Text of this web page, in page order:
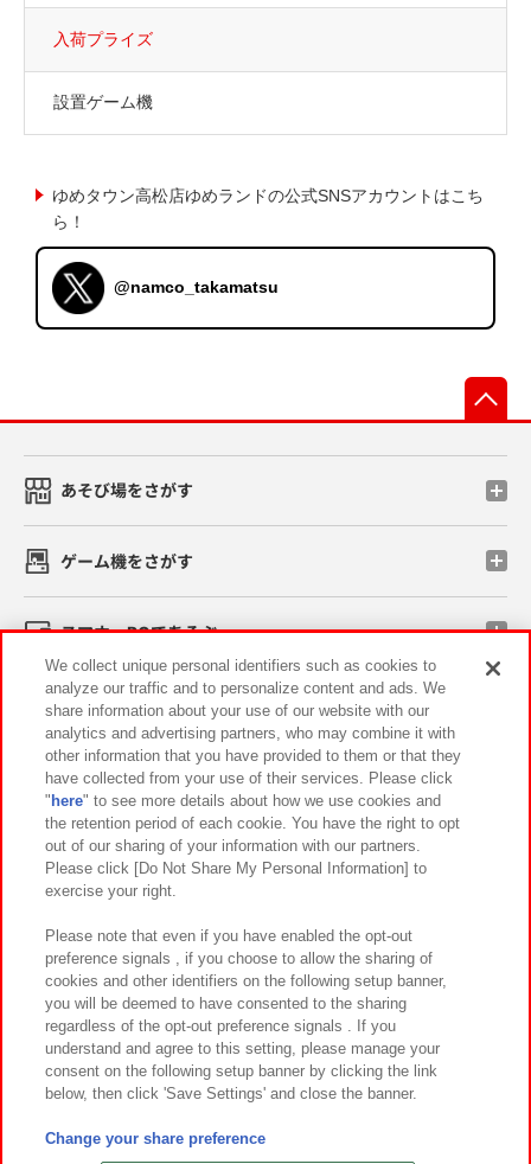
入荷プライズ
設置ゲーム機
ゆめタウン高松店ゆめランドの公式SNSアカウントはこち
ら！
@namco_takamatsu
あそび場をさがす
ゲーム機をさがす
スマホ・PCであそぶ
イベント・キャンペーン
関連会社 サステナビリティ サイトポリシー
プライバシーポリシー ウェブアクセシビリティ方針と検証結果
お取引先さまとともに
カスタマーハラスメント対応方針 よくあるご質問・お問い合わせ
©Bandai Namco Amusement Inc.
©Bandai Namco Amusement Lab Inc.
We collect unique personal identifiers such as cookies to
analyze our traffic and to personalize content and ads. We
share information about your use of our website with our
analytics and advertising partners, who may combine it with
other information that you have provided to them or that they
have collected from your use of their services. Please click
" here" to see more details about how we use cookies and
the retention period of each cookie. You have the right to opt
out of our sharing of your information with our partners.
Please click [Do Not Share My Personal Information] to
exercise your right.
Please note that even if you have enabled the opt-out
preference signals , if you choose to allow the sharing of
cookies and other identifiers on the following setup banner,
you will be deemed to have consented to the sharing
regardless of the opt-out preference signals . If you
understand and agree to this setting, please manage your
consent on the following setup banner by clicking the link
below, then click 'Save Settings' and close the banner.
Change your share preference